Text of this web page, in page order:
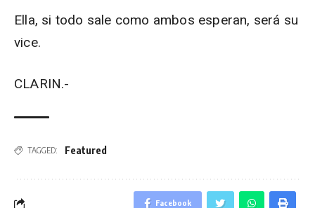
Ella, si todo sale como ambos esperan, será su
vice.
CLARIN.-
TAGGED: Featured
Facebook